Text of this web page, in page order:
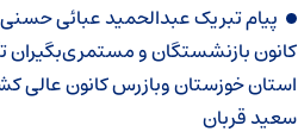
پیام تبریک عبدالحمید عبائی
کانون بازنشستگان و مستمری‌بگیران
استان خوزستان وبازرس کانون عالی
سعید قربان